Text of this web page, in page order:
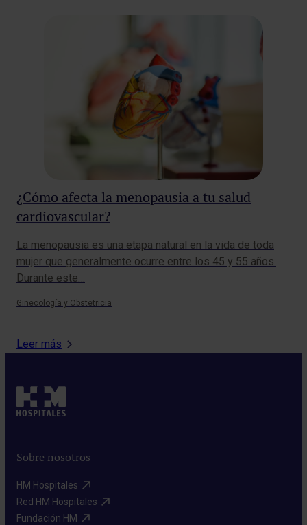
¿Cómo afecta la menopausia a tu salud
cardiovascular?
La menopausia es una etapa natural en la vida de toda
mujer que generalmente ocurre entre los 45 y 55 años.
Durante este…
Ginecología y Obstetricia
Leer más
Sobre nosotros
HM Hospitales​
Red HM Hospitales​
Fundación HM​